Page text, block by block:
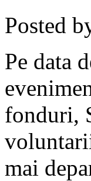
Posted
Pe data
fonduri,
mai